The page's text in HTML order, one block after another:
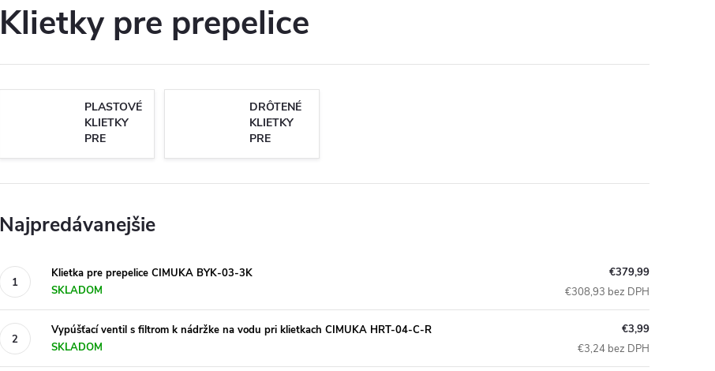
Klietky pre prepelice
PLASTOVÉ
KLIETKY
PRE
PREPELICE
DRÔTENÉ
KLIETKY
PRE
PREPELICE
Najpredávanejšie
Klietka pre prepelice CIMUKA BYK-03-3K
SKLADOM
€379,99
€308,93 bez DPH
Vypúšťací ventil s filtrom k nádržke na vodu pri klietkach CIMUKA HRT-04-C-R
SKLADOM
€3,99
€3,24 bez DPH